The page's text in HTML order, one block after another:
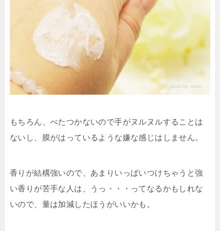
もちろん、べたつかないので手がヌルヌルすることは
ないし、膜がはっているような嫌な感じはしません。
香りが結構強いので、あまりいっぱいつけちゃうと強
い香りが苦手な人は、うっ・・・ってなるかもしれな
いので、量は加減したほうがいいかも。